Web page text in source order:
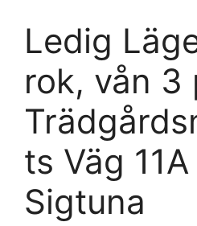
Ledig
rok, vån 3
ts Väg 11A
Sigtuna